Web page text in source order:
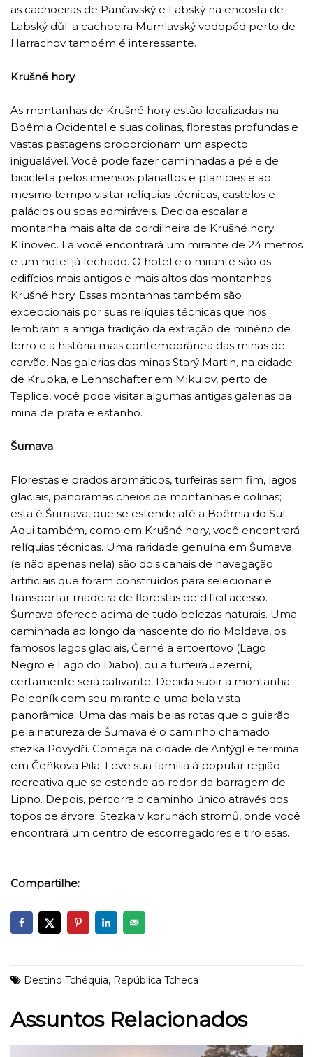
as cachoeiras de Pančavský e Labský na encosta de
Labský důl; a cachoeira Mumlavský vodopád perto de
Harrachov também é interessante.
Krušné hory
As montanhas de Krušné hory estão localizadas na
Boêmia Ocidental e suas colinas, florestas profundas e
vastas pastagens proporcionam um aspecto
inigualável. Você pode fazer caminhadas a pé e de
bicicleta pelos imensos planaltos e planícies e ao
mesmo tempo visitar relíquias técnicas, castelos e
palácios ou spas admiráveis. Decida escalar a
montanha mais alta da cordilheira de Krušné hory;
Klínovec. Lá você encontrará um mirante de 24 metros
e um hotel já fechado. O hotel e o mirante são os
edifícios mais antigos e mais altos das montanhas
Krušné hory. Essas montanhas também são
excepcionais por suas relíquias técnicas que nos
lembram a antiga tradição da extração de minério de
ferro e a história mais contemporânea das minas de
carvão. Nas galerias das minas Starý Martin, na cidade
de Krupka, e Lehnschafter em Mikulov, perto de
Teplice, você pode visitar algumas antigas galerias da
mina de prata e estanho.
Šumava
Florestas e prados aromáticos, turfeiras sem fim, lagos
glaciais, panoramas cheios de montanhas e colinas;
esta é Šumava, que se estende até a Boêmia do Sul.
Aqui também, como em Krušné hory, você encontrará
relíquias técnicas. Uma raridade genuína em Šumava
(e não apenas nela) são dois canais de navegação
artificiais que foram construídos para selecionar e
transportar madeira de florestas de difícil acesso.
Šumava oferece acima de tudo belezas naturais. Uma
caminhada ao longo da nascente do rio Moldava, os
famosos lagos glaciais, Černé a ertoertovo (Lago
Negro e Lago do Diabo), ou a turfeira Jezerní,
certamente será cativante. Decida subir a montanha
Poledník com seu mirante e uma bela vista
panorâmica. Uma das mais belas rotas que o guiarão
pela natureza de Šumava é o caminho chamado
stezka Povydří. Começa na cidade de Antýgl e termina
em Čeñkova Pila. Leve sua família à popular região
recreativa que se estende ao redor da barragem de
Lipno. Depois, percorra o caminho único através dos
topos de árvore: Stezka v korunách stromů, onde você
encontrará um centro de escorregadores e tirolesas.
Compartilhe:
Destino Tchéquia, República Tcheca
Assuntos Relacionados